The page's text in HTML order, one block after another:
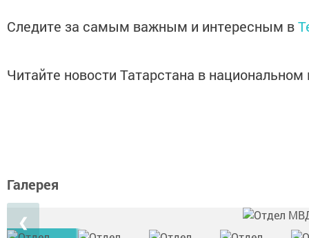
Следите за самым важным и интересным в
Читайте новости Татарстана в
Галерея
❮